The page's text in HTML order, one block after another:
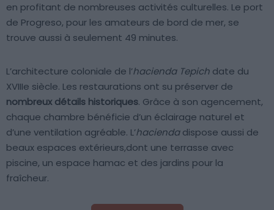
en profitant de nombreuses activités culturelles. Le port
de Progreso, pour les amateurs de bord de mer, se
trouve aussi à seulement 49 minutes.
L’architecture coloniale de l’hacienda Tepich date du
XVIIIe siècle. Les restaurations ont su préserver de
nombreux détails historiques. Grâce à son agencement,
chaque chambre bénéficie d’un éclairage naturel et
d’une ventilation agréable. L’haciendadispose aussi de
beaux espaces extérieurs,dont une terrasse avec
piscine, un espace hamac et des jardins pour la
fraîcheur.